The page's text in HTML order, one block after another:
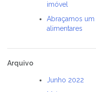
imóvel
Abraçamos
alimentares
Arquivo
Junho 2022